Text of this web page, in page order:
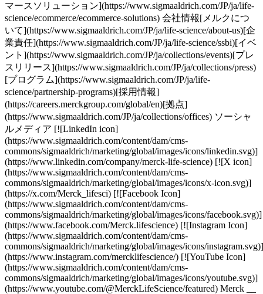
マースソリューション](https://www.sigmaaldrich.com/JP/ja/life-
science/ecommerce/ecommerce-solutions) 会社情報[メルクにつ
いて](https://www.sigmaaldrich.com/JP/ja/life-science/about-us)[企
業責任](https://www.sigmaaldrich.com/JP/ja/life-science/ssbi)[イベ
ント](https://www.sigmaaldrich.com/JP/ja/collections/events)[プレ
スリリース](https://www.sigmaaldrich.com/JP/ja/collections/press)
[プログラム](https://www.sigmaaldrich.com/JP/ja/life-
science/partnership-programs)[採用情報]
(https://careers.merckgroup.com/global/en)[拠点]
(https://www.sigmaaldrich.com/JP/ja/collections/offices) ソーシャ
ルメディア [![LinkedIn icon]
(https://www.sigmaaldrich.com/content/dam/cms-
commons/sigmaaldrich/marketing/global/images/icons/linkedin.svg)]
(https://www.linkedin.com/company/merck-life-science) [![X icon]
(https://www.sigmaaldrich.com/content/dam/cms-
commons/sigmaaldrich/marketing/global/images/icons/x-icon.svg)]
(https://x.com/Merck_lifesci) [![Facebook Icon]
(https://www.sigmaaldrich.com/content/dam/cms-
commons/sigmaaldrich/marketing/global/images/icons/facebook.svg)]
(https://www.facebook.com/Merck.lifescience) [![Instagram Icon]
(https://www.sigmaaldrich.com/content/dam/cms-
commons/sigmaaldrich/marketing/global/images/icons/instagram.svg)]
(https://www.instagram.com/mercklifescience/) [![YouTube Icon]
(https://www.sigmaaldrich.com/content/dam/cms-
commons/sigmaaldrich/marketing/global/images/icons/youtube.svg)]
(https://www.youtube.com/@MerckLifeScience/featured) Merck __